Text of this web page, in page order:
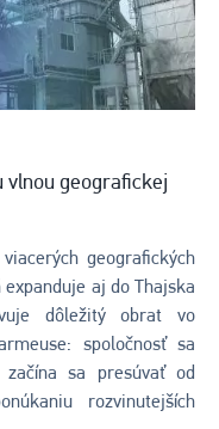
vlnou geografickej
geografických
aj do Thajska
dôležitý obrat vo
spoločnosť sa
sa presúvať od
rozvinutejších